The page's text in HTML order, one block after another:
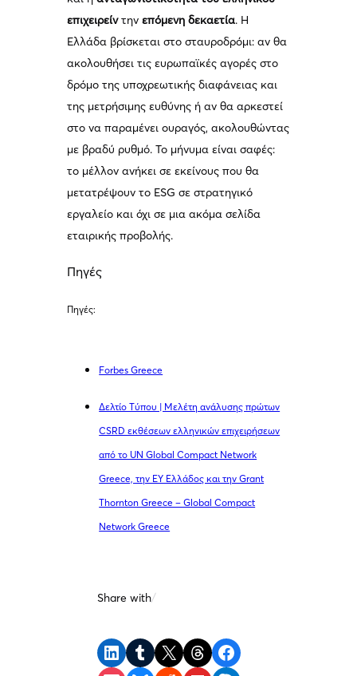
επιχειρείντηνεπόμενη δεκαετία. Η
Ελλάδα βρίσκεται στο σταυροδρόμι: αν θα
ακολουθήσει τις ευρωπαϊκές αγορές στο
δρόμο της υποχρεωτικής διαφάνειας και
της μετρήσιμης ευθύνης ή αν θα αρκεστεί
στο να παραμένει ουραγός, ακολουθώντας
με βραδύ ρυθμό. Το μήνυμα είναι σαφές:
το μέλλον ανήκει σε εκείνους που θα
μετατρέψουν το ESG σε στρατηγικό
εργαλείο και όχι σε μια ακόμα σελίδα
εταιρικής προβολής.
Πηγές
Πηγές:
Forbes Greece
Δελτίο Τύπου | Μελέτη ανάλυσης πρώτων
CSRD εκθέσεων ελληνικών επιχειρήσεων
από το UN Global Compact Network
Greece, την EY Ελλάδος και την Grant
Thornton Greece – Global Compact
Network Greece
Share with/
Share on LinkedIn Share on Tumblr Share on X Share on Threads
Share on Facebook